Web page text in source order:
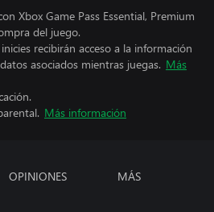
Xbox Game Pass Essential, Premium
del juego.
recibirán acceso a la información
asociados mientras juegas. Más
Más información
OPINIONES MÁS